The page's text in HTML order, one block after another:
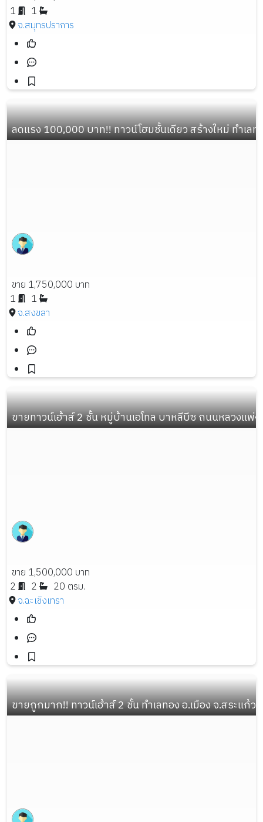
1
1
จ.สมุทรปราการ
ลดแรง 100,000 บาท!! ทาวน์โฮมชั้นเดียว สร้างใหม่ ทำเล
ขาย 1,750,000 บาท
1
1
จ.สงขลา
ขายทาวน์เฮ้าส์ 2 ชั้น หมู่บ้านเอโทล บาหลีบีซ ถนนหลวงแพ่ง
ขาย 1,500,000 บาท
2
2
20 ตรม.
จ.ฉะเชิงเทรา
ขายถูกมาก!! ทาวน์เฮ้าส์ 2 ชั้น ทำเลทอง อ.เมือง จ.สระแ